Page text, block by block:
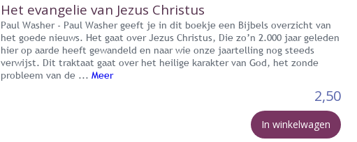
Het evangelie van Jezus Christus
Paul Washer - Paul Washer geeft je in dit boekje een Bijbels overzicht van
het goede nieuws. Het gaat over Jezus Christus, Die zo’n 2.000 jaar geleden
hier op aarde heeft gewandeld en naar wie onze jaartelling nog steeds
verwijst. Dit traktaat gaat over het heilige karakter van God, het zonde
probleem van de ... Meer
2,50
In winkelwagen